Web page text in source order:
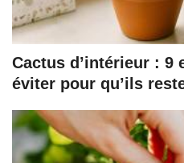
Cactus d’intérieur : 9
éviter pour qu’ils